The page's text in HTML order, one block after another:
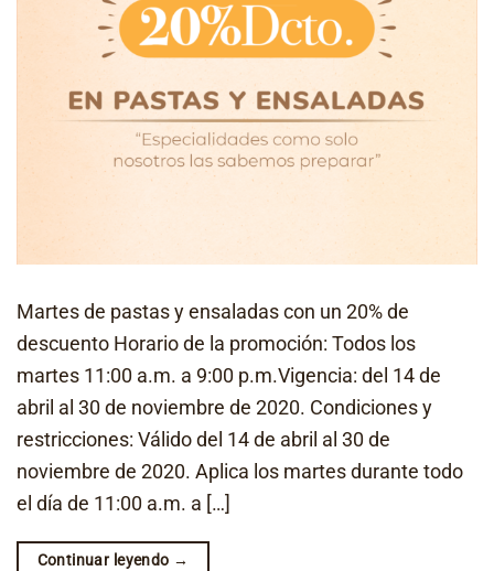
Martes de pastas y ensaladas con un 20% de
descuento Horario de la promoción: Todos los
martes 11:00 a.m. a 9:00 p.m.Vigencia: del 14 de
abril al 30 de noviembre de 2020. Condiciones y
restricciones: Válido del 14 de abril al 30 de
noviembre de 2020. Aplica los martes durante todo
el día de 11:00 a.m. a […]
Continuar leyendo →